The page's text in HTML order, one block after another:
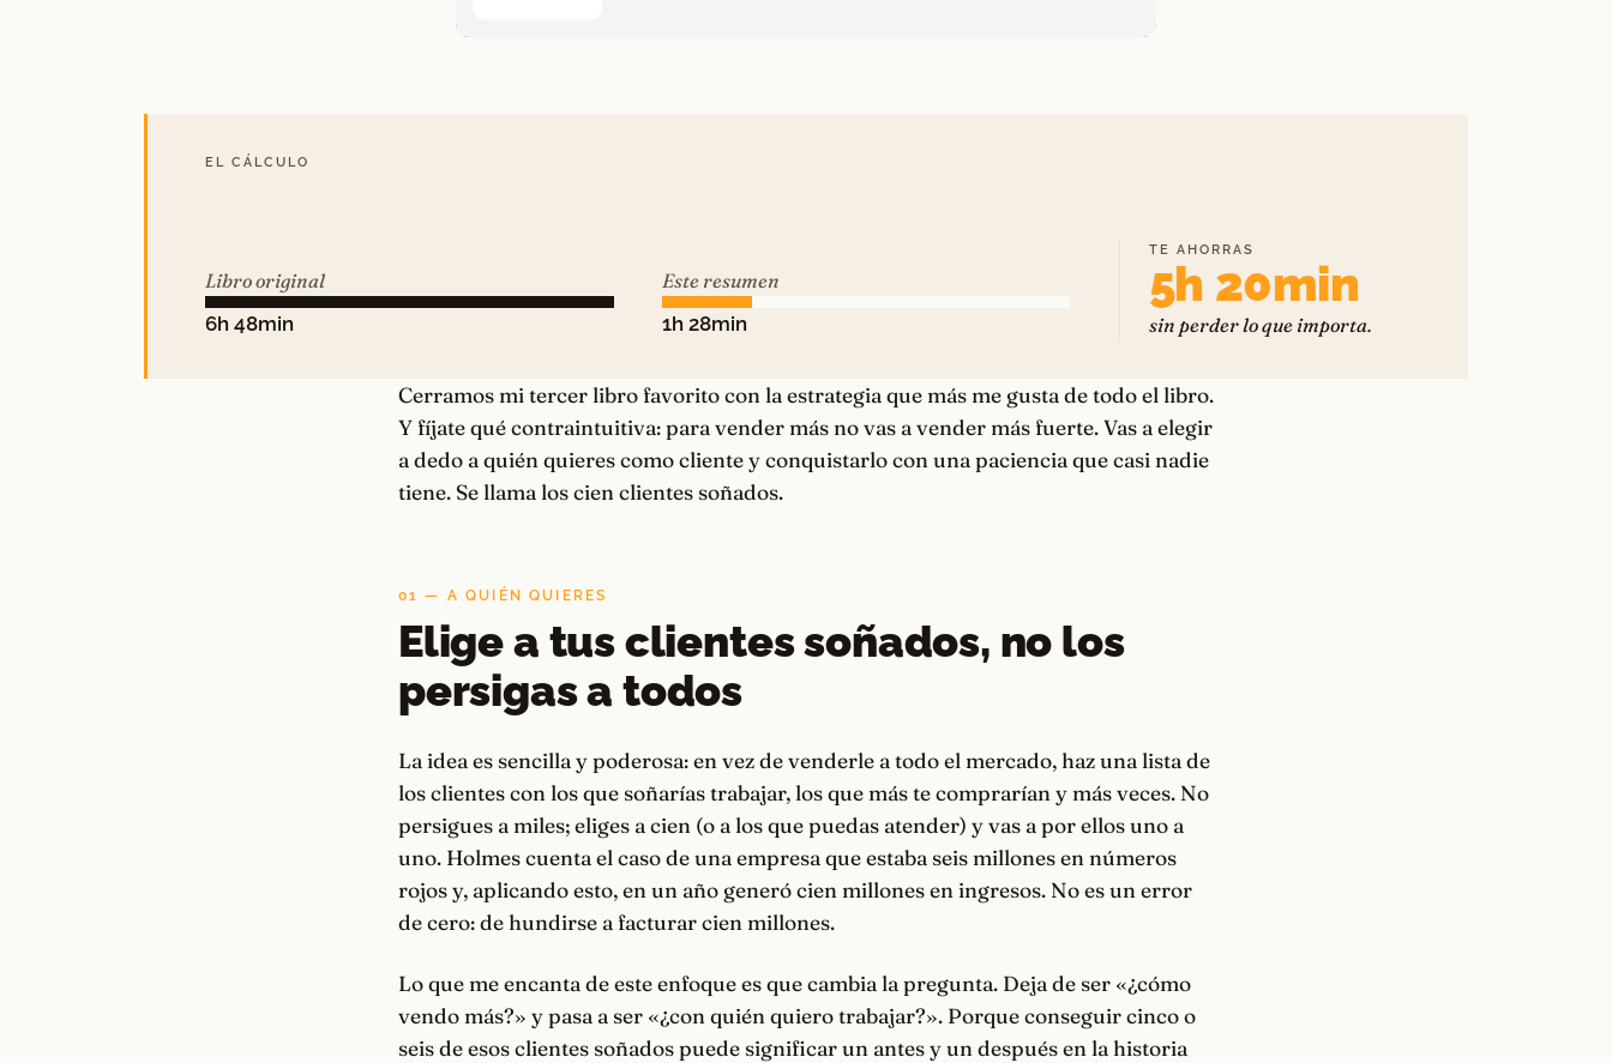
EL CÁLCULO
Libro original
6h 48min
Este resumen
1h 28min
TE AHORRAS
5h 20min
sin perder lo que importa.
Cerramos mi tercer libro favorito con la estrategia que más me gusta de todo el libro.
Y fíjate qué contraintuitiva: para vender más no vas a vender más fuerte. Vas a elegir
a dedo a quién quieres como cliente y conquistarlo con una paciencia que casi nadie
tiene. Se llama los cien clientes soñados.
01 — A QUIÉN QUIERES
Elige a tus clientes soñados, no los
persigas a todos
La idea es sencilla y poderosa: en vez de venderle a todo el mercado, haz una lista de
los clientes con los que soñarías trabajar, los que más te comprarían y más veces. No
persigues a miles; eliges a cien (o a los que puedas atender) y vas a por ellos uno a
uno. Holmes cuenta el caso de una empresa que estaba seis millones en números
rojos y, aplicando esto, en un año generó cien millones en ingresos. No es un error
de cero: de hundirse a facturar cien millones.
Lo que me encanta de este enfoque es que cambia la pregunta. Deja de ser «¿cómo
vendo más?» y pasa a ser «¿con quién quiero trabajar?». Porque conseguir cinco o
seis de esos clientes soñados puede significar un antes y un después en la historia